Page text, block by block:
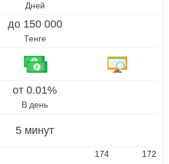
Дней
до 150 000
Тенге
от 0.01%
В день
5 минут
174 172